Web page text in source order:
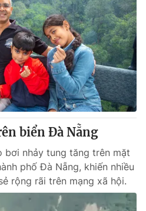
biển Đà Nẵng
bơi nhảy tung tăng trên mặt
phố Đà Nẵng, khiến nhiều
rộng rãi trên mạng xã hội.